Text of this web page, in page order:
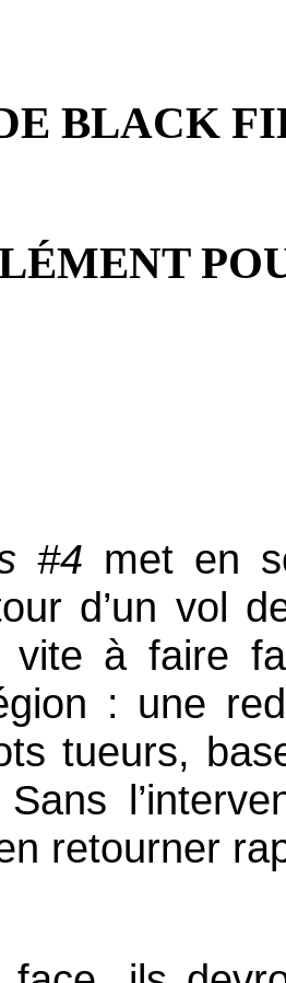
BLACK
#4 met en
d’un vol
vite à faire
: une
tueurs,
Sans
retourner